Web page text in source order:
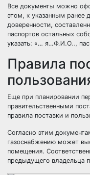
Все документы можно
этом, к указанным ранее
доверенности,
паспортов остальных
указать: «… я…Ф.И.О..,
Правила
Еще при планировании
правительственными
правила поставки и
Согласно этим
газоснабжению может
помещения.
предыдущего владельца